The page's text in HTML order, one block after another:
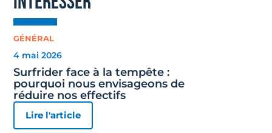
GÉNÉRAL
4 mai 2026
Surfrider face à la tempête :
pourquoi nous envisageons de
réduire nos effectifs
Lire l'article